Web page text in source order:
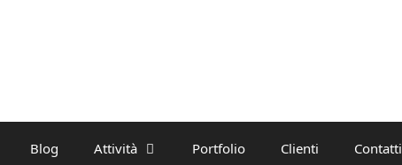
Blog Attività Portfolio Clienti Contatti